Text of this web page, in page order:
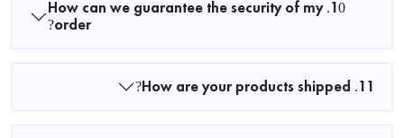
10. How can we guarantee the security of my
order?
11. How are your products shipped?